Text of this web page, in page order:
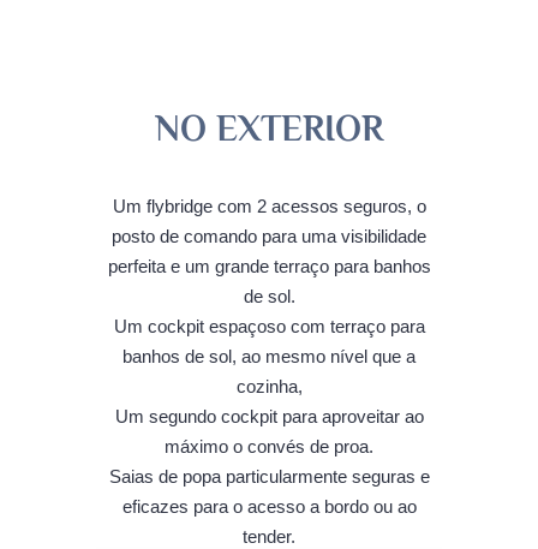
NO EXTERIOR
Um flybridge com 2 acessos seguros, o
posto de comando para uma visibilidade
perfeita e um grande terraço para banhos
de sol.
Um cockpit espaçoso com terraço para
banhos de sol, ao mesmo nível que a
cozinha,
Um segundo cockpit para aproveitar ao
máximo o convés de proa.
Saias de popa particularmente seguras e
eficazes para o acesso a bordo ou ao
tender.